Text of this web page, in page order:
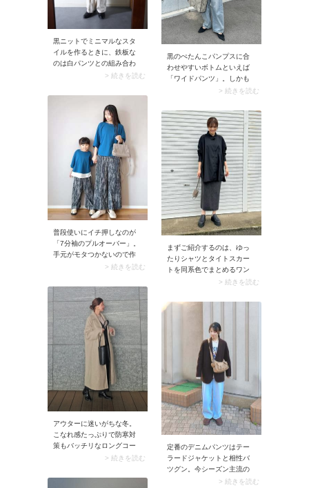
黒ニットでミニマルなスタ
イルを作るときに、鉄板な
のは白パンツとの組み合わ
せ。シックなモノトーン配
ちんと洗練見えします。さ
らにおすすめなのが、黒ニ
ットの下に白カットソーを
重ね着して首元からチラリ
と覗かせる着こなし術。少
しだけ白を見せる小さな工
夫なのに、抜け感が生まれ
て黒ニットの美しさがグッ
と引き立つんです。シンプ
ルなスタイリングだからこ
そ、こうした細部のさりげ
ないテクニックが大きな差
に繋がります。
> 続きを読む
黒のぺたんこパンプスに合
わせやすいボトムといえば
「ワイドパンツ」。しかも
足の甲が開いたパンプスは
ダボッとしたパンツをスッ
キリ見せる効果が絶大。ス
ニーカーより軽やかで大人
っぽく決まります。
> 続きを読む
普段使いにイチ押しなのが
「7分袖のプルオーバー」。
手元がモタつかないので作
業がしやすく、水仕事やキ
るくらいの袖丈は女性らし
い雰囲気があり、シンプル
なデザインでもコーデがこ
なれて見えますよ。
> 続きを読む
まずご紹介するのは、ゆっ
たりシャツとタイトスカー
トを同系色でまとめるワン
トーンコーデ。色味を統一
なれ感を簡単に作ることが
調されるので、スタイルア
ップ効果も◎！シャツとス
カートの素材感をあえて異
なるものにして、メリハリ
と意識するとよりおしゃれ
度がアップします。
> 続きを読む
アウターに迷いがちな冬。
こなれ感たっぷりで防寒対
策もバッチリなロングコー
トは即買い必至。さまざま
です。
> 続きを読む
定番のデニムパンツはテー
ラードジャケットと相性バ
ツグン。今シーズン主流の
ワイドデニムを選ぶと、コ
> 続きを読む